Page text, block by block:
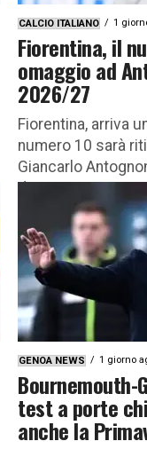
CALCIO ITALIANO 1
Fiorentina, il
omaggio ad
2026/27
Fiorentina, arriva
numero 10 sarà
Giancarlo
decisione storica
GENOA NEWS 1 giorno
Bournemouth-
test a porte
anche la